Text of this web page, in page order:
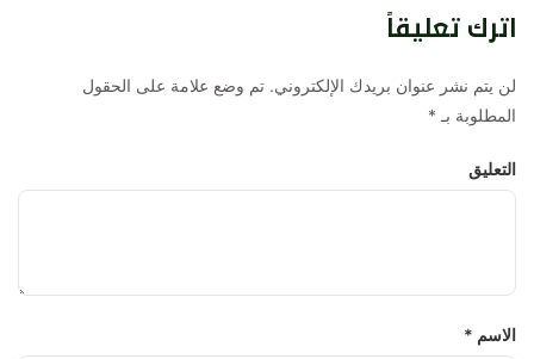
اترك تعليقاً
لن يتم نشر عنوان بريدك الإلكتروني. تم وضع علامة على الحقول
المطلوبة بـ *
التعليق
الاسم *